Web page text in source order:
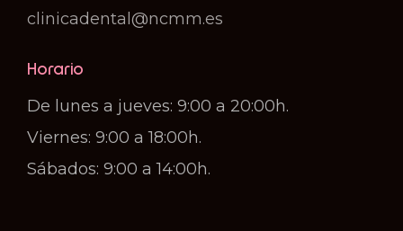
clinicadental@ncmm.es
Horario
De lunes a jueves: 9:00 a 20:00h.
Viernes: 9:00 a 18:00h.
Sábados: 9:00 a 14:00h.